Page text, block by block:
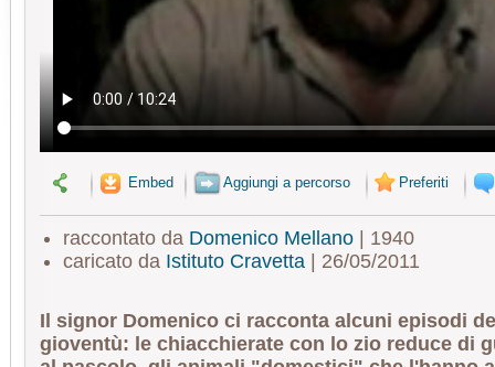
Embed Aggiungi a percorso Preferiti
raccontato da Domenico Mellano| 1940
caricato da Istituto Cravetta| 26/05/2011
Il signor Domenico ci racconta alcuni episodi
gioventù: le chiacchierate con lo zio reduce di